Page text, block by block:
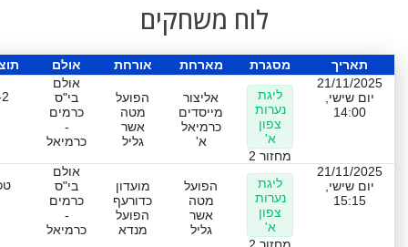
לוח משחקים
תאריך מסגרת מארחת אורחת אולם
21/11/2025
יום שישי,
14:00
ליגת
נערות
צפון
א'
מחזור 2
אליצור
מייסדים
כרמיאל
א'
הפועל
מטה
אשר
גליל
אולם
בי"ס
כרמים
-
כרמיאל
21/11/2025
יום שישי,
15:15
ליגת
נערות
צפון
א'
הפועל
מטה
אשר
גליל
מועדון
כדורעף
הפועל
מנדא
אולם
בי"ס
כרמים
-
כרמיאל